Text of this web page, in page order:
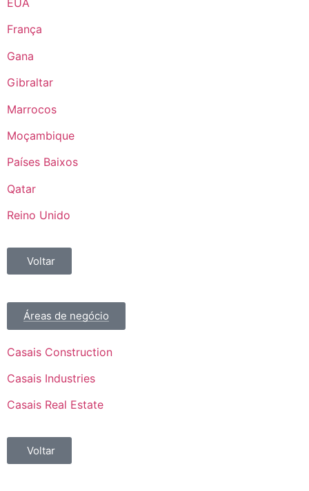
EUA
França
Gana
Gibraltar
Marrocos
Moçambique
Países Baixos
Qatar
Reino Unido
Voltar
Áreas de negócio
Casais Construction
Casais Industries
Casais Real Estate
Voltar